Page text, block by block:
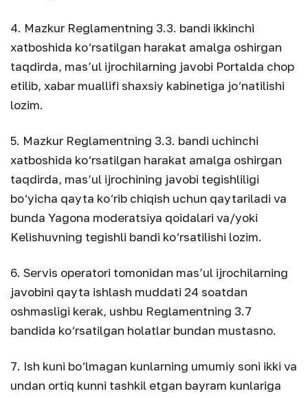
4. Mazkur Reglamentning 3.3. bandi ikkinchi
xatboshida ko‘rsatilgan harakat amalga oshirgan
taqdirda, mas’ul ijrochilarning javobi Portalda chop
etilib, xabar muallifi shaxsiy kabinetiga jo‘natilishi
lozim.
5. Mazkur Reglamentning 3.3. bandi uchinchi
xatboshida ko‘rsatilgan harakat amalga oshirgan
taqdirda, mas’ul ijrochining javobi tegishliligi
bo‘yicha qayta ko‘rib chiqish uchun qaytariladi va
bunda Yagona moderatsiya qoidalari va/yoki
Kelishuvning tegishli bandi ko‘rsatilishi lozim.
6. Servis operatori tomonidan mas’ul ijrochilarning
javobini qayta ishlash muddati 24 soatdan
oshmasligi kerak, ushbu Reglamentning 3.7
bandida ko‘rsatilgan holatlar bundan mustasno.
7. Ish kuni bo‘lmagan kunlarning umumiy soni ikki va
undan ortiq kunni tashkil etgan bayram kunlariga